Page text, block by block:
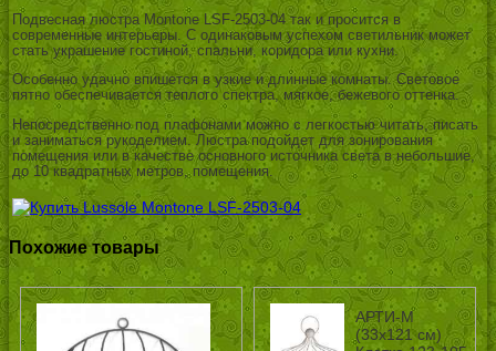
Подвесная люстра Montone LSF-2503-04 так и просится в
современные интерьеры. С одинаковым успехом светильник может
стать украшение гостиной, спальни, коридора или кухни.
Особенно удачно впишется в узкие и длинные комнаты. Световое
пятно обеспечивается теплого спектра, мягкое, бежевого оттенка.
Непосредственно под плафонами можно с легкостью читать, писать
и заниматься рукоделием. Люстра подойдет для зонирования
помещения или в качестве основного источника света в небольшие,
до 10 квадратных метров, помещения.
Похожие товары
АРТИ-М
(33х121 см)